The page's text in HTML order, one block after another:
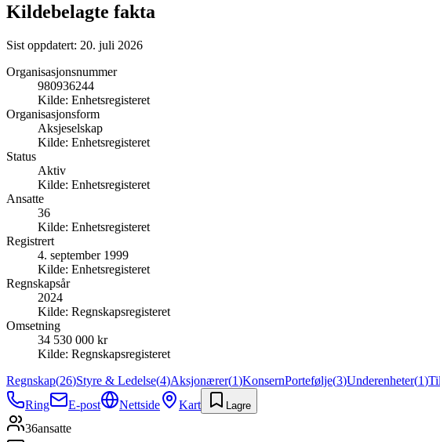
Kildebelagte fakta
Sist oppdatert: 20. juli 2026
Organisasjonsnummer
980936244
Kilde: Enhetsregisteret
Organisasjonsform
Aksjeselskap
Kilde: Enhetsregisteret
Status
Aktiv
Kilde: Enhetsregisteret
Ansatte
36
Kilde: Enhetsregisteret
Registrert
4. september 1999
Kilde: Enhetsregisteret
Regnskapsår
2024
Kilde: Regnskapsregisteret
Omsetning
34 530 000 kr
Kilde: Regnskapsregisteret
Regnskap(26)Styre & Ledelse(4)Aksjonærer(1)KonsernPortefølje(3)Underenheter(1)
Ring
E-post Nettside Kart Lagre
36ansatte